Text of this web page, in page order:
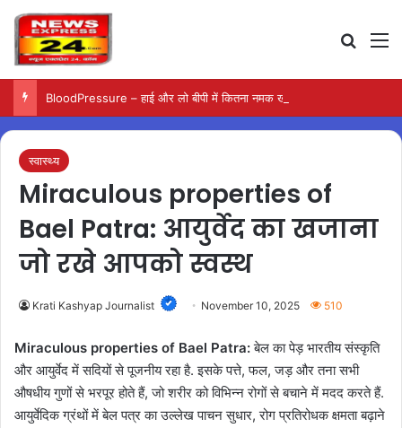
स्वास्थ्य
Miraculous properties of
Bael Patra: आयुर्वेद का खजाना
जो रखे आपको स्वस्थ
Krati Kashyap Journalist November 10, 2025 510
Miraculous properties of Bael Patra:बेल का पेड़ भारतीय संस्कृति
और आयुर्वेद में सदियों से पूजनीय रहा है. इसके पत्ते, फल, जड़ और तना सभी
औषधीय गुणों से भरपूर होते हैं, जो शरीर को विभिन्न रोगों से बचाने में मदद करते हैं.
आयुर्वेदिक ग्रंथों में बेल पत्र का उल्लेख पाचन सुधार, रोग प्रतिरोधक क्षमता बढ़ाने